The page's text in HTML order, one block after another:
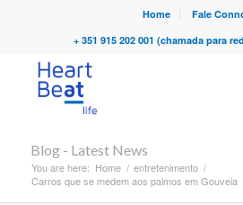
Home
Fale
+ 351 915 202 001 (chamada para
Blog - Latest News
You are here: Home / entretenimento /
Carros que se medem aos palmos em Gouveia